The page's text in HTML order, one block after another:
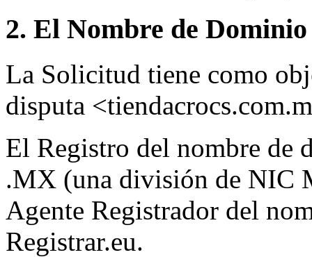
2. El Nombre de
La Solicitud tiene como
disputa
El Registro del nombre de
.MX (una división de NIC
Agente Registrador del
Registrar.eu.